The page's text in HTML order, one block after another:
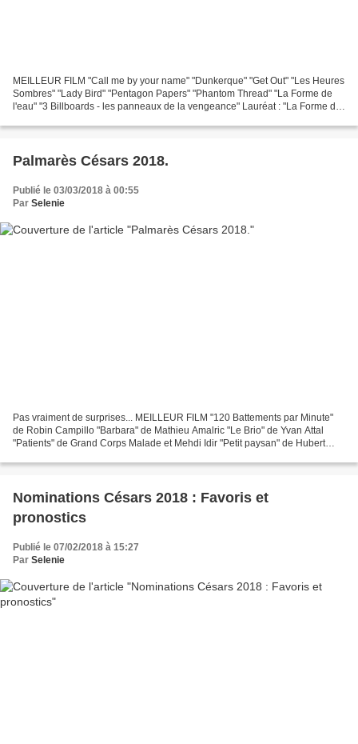
MEILLEUR FILM "Call me by your name" "Dunkerque" "Get Out" "Les Heures
Sombres" "Lady Bird" "Pentagon Papers" "Phantom Thread" "La Forme de
l'eau" "3 Billboards - les panneaux de la vengeance" Lauréat : "La Forme de
Palmarès Césars 2018.
Publié le 03/03/2018 à 00:55
Par Selenie
Pas vraiment de surprises... MEILLEUR FILM "120 Battements par Minute"
de Robin Campillo "Barbara" de Mathieu Amalric "Le Brio" de Yvan Attal
"Patients" de Grand Corps Malade et Mehdi Idir "Petit paysan" de Hubert
Nominations Césars 2018 : Favoris et
pronostics
Publié le 07/02/2018 à 15:27
Par Selenie